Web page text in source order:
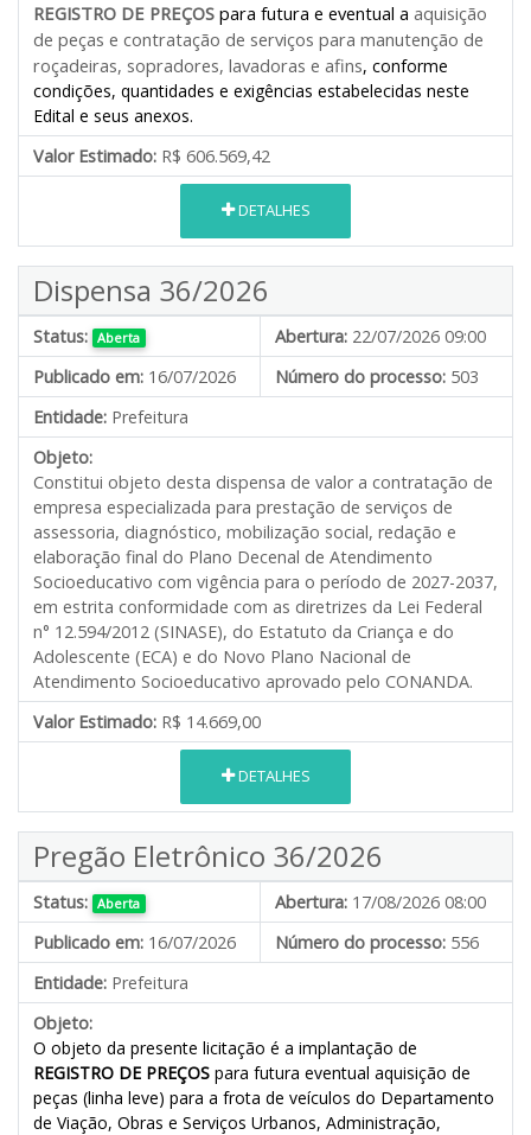
REGISTRO DE PREÇOS para futura e eventual a aquisição
de peças e contratação de serviços para manutenção de
roçadeiras, sopradores, lavadoras e afins, conforme
condições, quantidades e exigências estabelecidas neste
Edital e seus anexos.
Valor Estimado: R$ 606.569,42
DETALHES
Dispensa 36/2026
Status: Aberta Abertura: 22/07/2026 09:00
Publicado em: 16/07/2026 Número do processo: 503
Entidade: Prefeitura
Objeto:
Constitui objeto desta dispensa de valor a contratação de
empresa especializada para prestação de serviços de
assessoria, diagnóstico, mobilização social, redação e
elaboração final do Plano Decenal de Atendimento
Socioeducativo com vigência para o período de 2027-2037,
em estrita conformidade com as diretrizes da Lei Federal
n° 12.594/2012 (SINASE), do Estatuto da Criança e do
Adolescente (ECA) e do Novo Plano Nacional de
Atendimento Socioeducativo aprovado pelo CONANDA.
Valor Estimado: R$ 14.669,00
DETALHES
Pregão Eletrônico 36/2026
Status: Aberta Abertura: 17/08/2026 08:00
Publicado em: 16/07/2026 Número do processo: 556
Entidade: Prefeitura
Objeto:
O objeto da presente licitação é a implantação de
REGISTRO DE PREÇOS para futura eventual aquisição de
peças (linha leve) para a frota de veículos do Departamento
de Viação, Obras e Serviços Urbanos, Administração,